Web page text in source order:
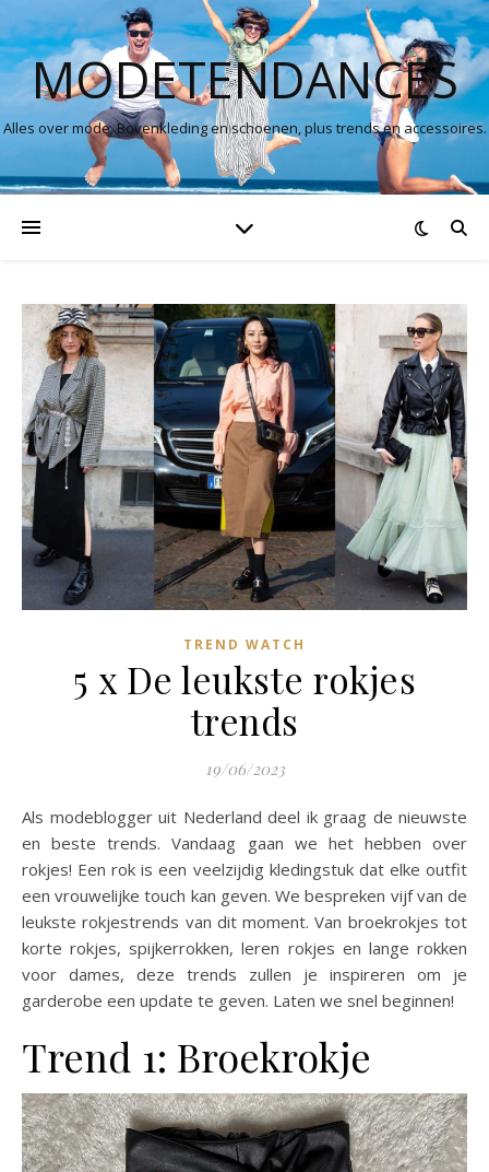
MODETENDANCES
Alles over mode. Bovenkleding en schoenen, plus trends en accessoires.
TREND WATCH
5 x De leukste rokjes
trends
19/06/2023
Als modeblogger uit Nederland deel ik graag de nieuwste
en beste trends. Vandaag gaan we het hebben over
rokjes! Een rok is een veelzijdig kledingstuk dat elke outfit
een vrouwelijke touch kan geven. We bespreken vijf van de
leukste rokjestrends van dit moment. Van broekrokjes tot
korte rokjes, spijkerrokken, leren rokjes en lange rokken
voor dames, deze trends zullen je inspireren om je
garderobe een update te geven. Laten we snel beginnen!
Trend 1: Broekrokje